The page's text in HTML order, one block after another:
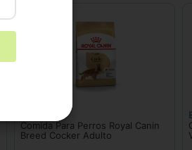
Royal Canin
Comida Para Perros Royal Canin
Breed Cocker Adulto